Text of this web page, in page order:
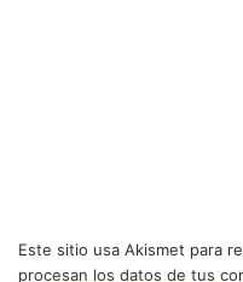
Este sitio usa Akismet para
procesan los datos de tus